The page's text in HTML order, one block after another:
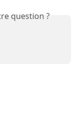
question ?